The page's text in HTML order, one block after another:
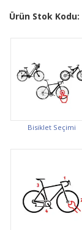
Ürün Stok Kodu:
Bisiklet Seçimi